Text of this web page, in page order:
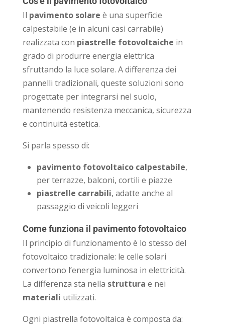
Il pavimento solare è una superficie
calpestabile (e in alcuni casi carrabile)
realizzata con piastrelle fotovoltaiche in
grado di produrre energia elettrica
sfruttando la luce solare. A differenza dei
pannelli tradizionali, queste soluzioni sono
progettate per integrarsi nel suolo,
mantenendo resistenza meccanica, sicurezza
e continuità estetica.
Si parla spesso di:
pavimento fotovoltaico calpestabile,
per terrazze, balconi, cortili e piazze
piastrelle carrabili, adatte anche al
passaggio di veicoli leggeri
Come funziona il pavimento fotovoltaico
Il principio di funzionamento è lo stesso del
fotovoltaico tradizionale: le celle solari
convertono l’energia luminosa in elettricità.
La differenza sta nella struttura e nei
materiali utilizzati.
Ogni piastrella fotovoltaica è composta da: